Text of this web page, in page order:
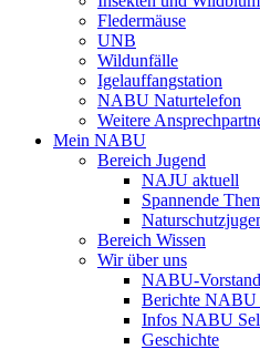
Fledermäuse
UNB
Wildunfälle
Igelauffangstation
NABU Naturtelefon
Weitere
Mein NABU
Bereich Jugend
NAJU aktuell
Spannende
Bereich Wissen
Wir über uns
NABU-Vorstand
Berichte NABU
Infos NABU
Geschichte